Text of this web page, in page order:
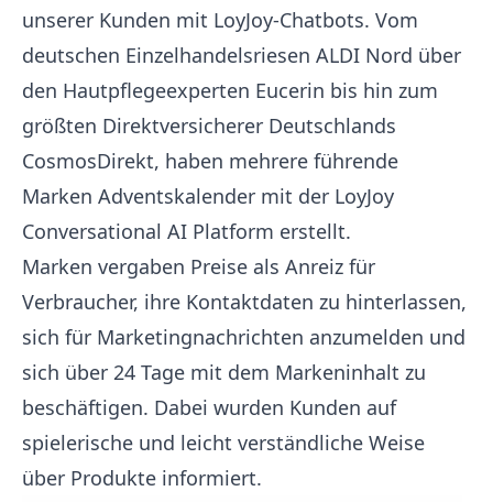
unserer Kunden mit LoyJoy-Chatbots. Vom
deutschen Einzelhandelsriesen ALDI Nord über
den Hautpflegeexperten Eucerin bis hin zum
größten Direktversicherer Deutschlands
CosmosDirekt, haben mehrere führende
Marken Adventskalender mit der LoyJoy
Conversational AI Platform erstellt.
Marken vergaben Preise als Anreiz für
Verbraucher, ihre Kontaktdaten zu hinterlassen,
sich für Marketingnachrichten anzumelden und
sich über 24 Tage mit dem Markeninhalt zu
beschäftigen. Dabei wurden Kunden auf
spielerische und leicht verständliche Weise
über Produkte informiert.